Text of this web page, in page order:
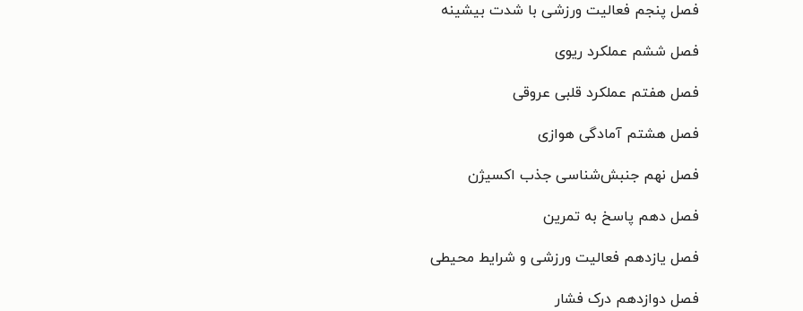
فصل پنجم فعالیت ورزشی با شدت بیشینه
فصل ششم عملکرد ريوی
فصل هفتم عملکرد قلبی عروقی
فصل هشتم آمادگی هوازی
فصل نهم جنبش‌شناسی جذب اكسیژن
فصل دهم پاسخ به تمرین
فصل یازدهم فعالیت ورزشی و شرایط محیطی
فصل دوازدهم درک فشار